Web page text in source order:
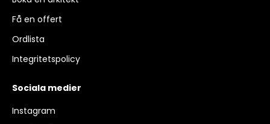
Få en offert
Ordlista
Integritetspolicy
Sociala medier
Instagram